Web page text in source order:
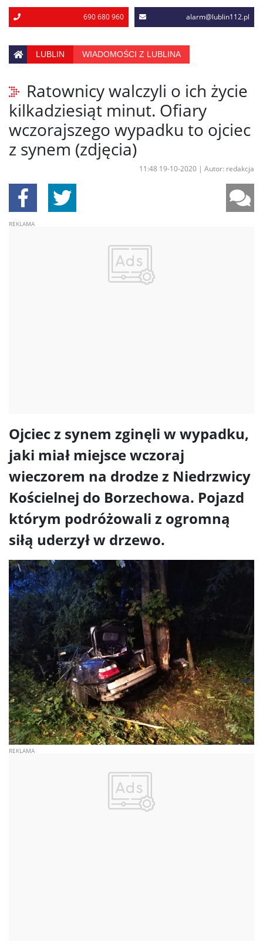
690 680 960 alarm@lublin112.pl
LUBLIN WIADOMOŚCI Z LUBLINA
Ratownicy walczyli o ich życie
kilkadziesiąt minut. Ofiary
wczorajszego wypadku to ojciec
z synem (zdjęcia)
11:48 19-10-2020 | Autor: redakcja
Ojciec z synem zginęli w wypadku,
jaki miał miejsce wczoraj
wieczorem na drodze z Niedrzwicy
Kościelnej do Borzechowa. Pojazd
którym podróżowali z ogromną
siłą uderzył w drzewo.